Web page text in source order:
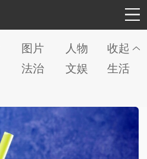
图片 人物
收起
法治 文娱
生活